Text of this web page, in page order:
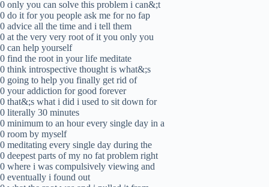
0 only you can solve this problem i can&;t
0 do it for you people ask me for no fap
0 advice all the time and i tell them
0 at the very very root of it you only you
0 can help yourself
0 find the root in your life meditate
0 think introspective thought is what&;s
0 going to help you finally get rid of
0 your addiction for good forever
0 that&;s what i did i used to sit down for
0 literally 30 minutes
0 minimum to an hour every single day in a
0 room by myself
0 meditating every single day during the
0 deepest parts of my no fat problem right
0 where i was compulsively viewing and
0 eventually i found out